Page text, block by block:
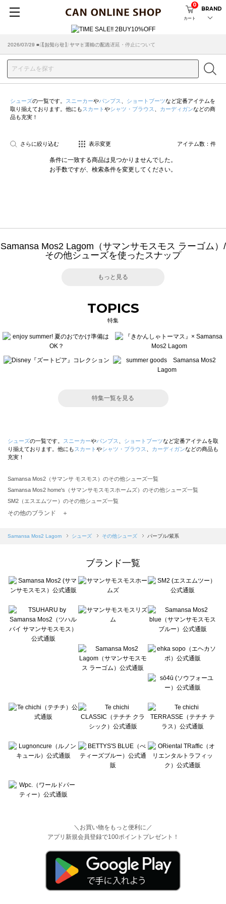
カート
0
BRAND
2026/07/29 ■【お知らせ】ヤマト運輸の配送遅延・停止について
2026/03/18 ■店舗受け取りサービスのご案内
シューズの一覧です。 スニーカーやパンプス ショートブーツなど定番アイテムを
取り揃えております。他にも スカート やシャツ・ブラウス カーディガンなどの商
品も充実！
さらに絞り込む 表示変更 アイテム数： 件
条件に一致する商品は見つかりませんでした。
お手数ですが、検索条件を変更してください。
Samansa Mos2 Lagom（サマンサモスモス ラーゴム）/
その他シューズを使ったスナップ
もっと見る
TOPICS
特集
特集一覧を見る
シューズの一覧です。 スニーカーやパンプス ショートブーツなど定番アイテムを取
り揃えております。他にも スカート やシャツ・ブラウス カーディガンなどの商品も
充実！
Samansa Mos2（サマンサ モスモス）のその他シューズ一覧
Samansa Mos2 home's（サマンサモスモスホームズ）のその他シューズ一覧
SM2（エスエムツー）のその他シューズ一覧
Samansa Mos2 blue（サマンサモスモス ブルー）のその他シューズ一覧
sō4ū（ソウフォーユー）のその他シューズ一覧
Te chichi（テチチ）のその他シューズ一覧
Te chichi CLASSIC（テチチ クラシック）のその他シューズ一覧
Lugnoncure（ルノンキュール）のその他シューズ一覧
BETTY'S BLUE（べティーズブルー）のその他シューズ一覧
Wpc.（ワールドパーティー）のその他シューズ一覧
その他のブランド ＋
Samansa Mos2 Lagom シューズ その他シューズ パープル/紫系
ブランド一覧
＼お買い物をもっと便利に／
アプリ新規会員登録で100ポイントプレゼント！